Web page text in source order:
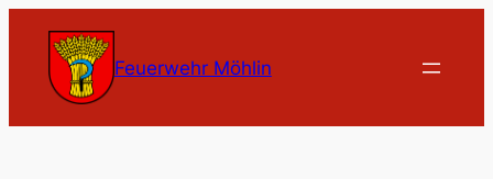
Inhalt
springen
Feuerwehr Möhlin